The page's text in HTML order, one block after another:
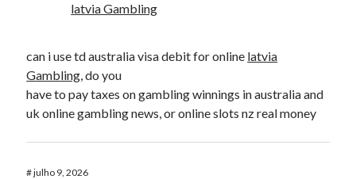
latvia Gambling
can i use td australia visa debit for online latvia
Gambling, do you
have to pay taxes on gambling winnings in australia and
uk online gambling news, or online slots nz real money
#julho 9, 2026